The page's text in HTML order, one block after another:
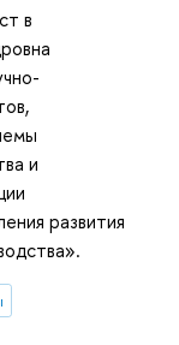
в
и
развития